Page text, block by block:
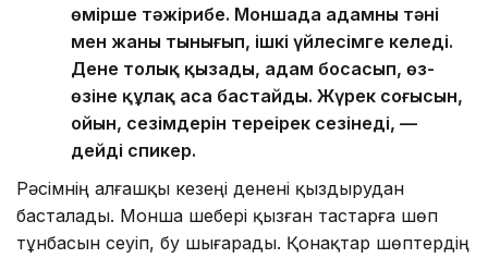
өміршең тәжірибе. Моншада адамның тәні
мен жаны тынығып, ішкі үйлесімге келеді.
Дене толық қызады, адам босаңсып, өз-
өзіне құлақ аса бастайды. Жүрек соғысын,
ойын, сезімдерін тереңірек сезінеді, —
дейді спикер.
Рәсімнің алғашқы кезеңі денені қыздырудан
басталады. Монша шебері қызған тастарға шөп
тұнбасын сеуіп, бу шығарады. Қонақтар шөптердің